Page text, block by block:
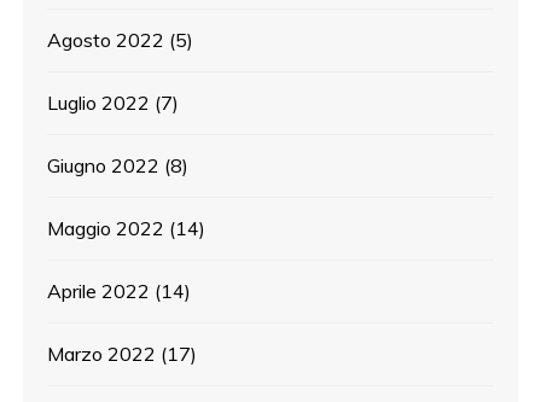
Agosto 2022 (5)
Luglio 2022 (7)
Giugno 2022 (8)
Maggio 2022 (14)
Aprile 2022 (14)
Marzo 2022 (17)